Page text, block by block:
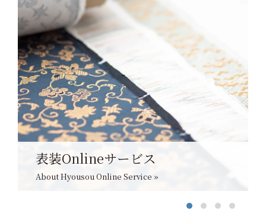
表装Onlineサービス
About Hyousou Online Service »